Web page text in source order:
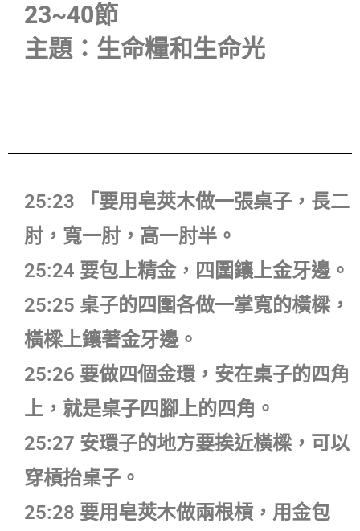
23~40節
主題：生命糧和生命光
25:23 「要用皂莢木做一張桌子，長二
肘，寬一肘，高一肘半。
25:24 要包上精金，四圍鑲上金牙邊。
25:25 桌子的四圍各做一掌寬的橫樑，
橫樑上鑲著金牙邊。
25:26 要做四個金環，安在桌子的四角
上，就是桌子四腳上的四角。
25:27 安環子的地方要挨近橫樑，可以
穿槓抬桌子。
25:28 要用皂莢木做兩根槓，用金包